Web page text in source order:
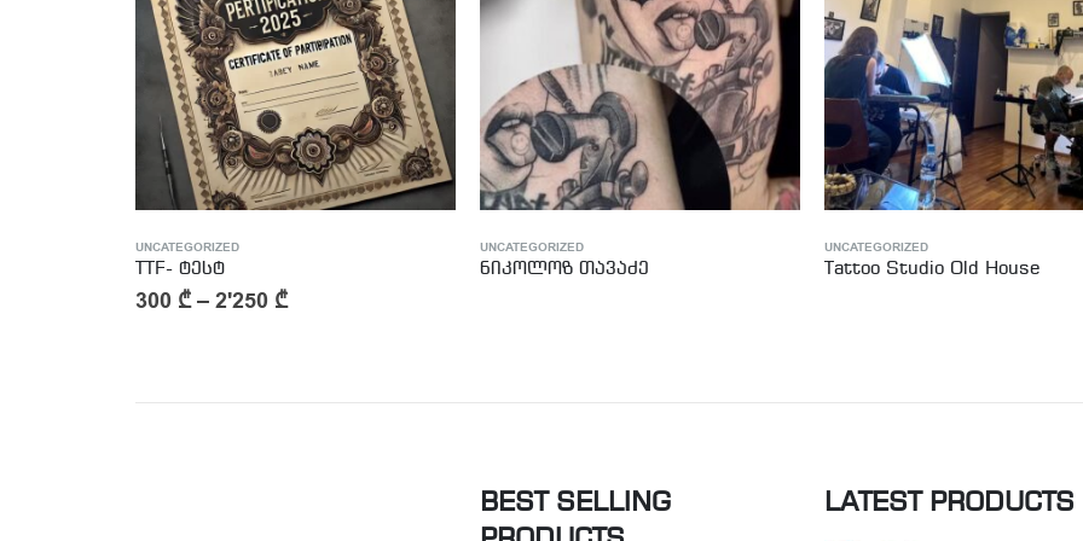
UNCATEGORIZED
ნიკოლოზ თავაძე
UNCATEGORIZED
Tattoo Studio Old House
UNCATEGORIZED
Zehe Art
PRODUCTS